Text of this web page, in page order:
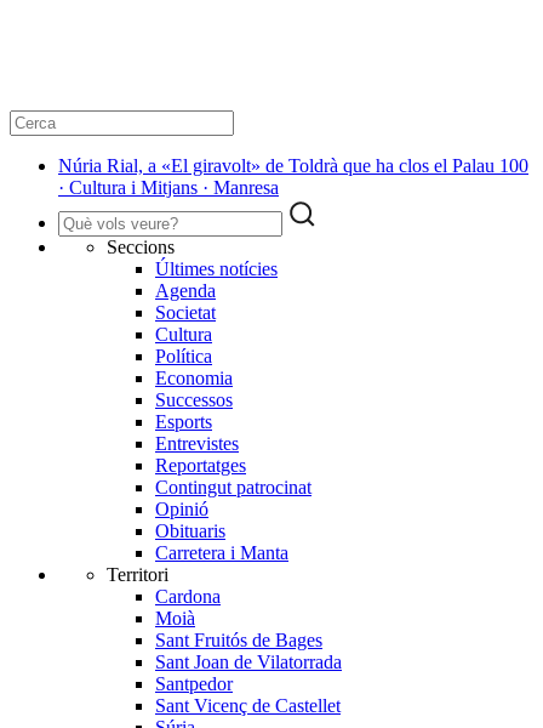
Núria Rial, a «El giravolt» de Toldrà que ha clos el Palau 100
· Cultura i Mitjans · Manresa
Seccions
Últimes notícies
Agenda
Societat
Cultura
Política
Economia
Successos
Esports
Entrevistes
Reportatges
Contingut patrocinat
Opinió
Obituaris
Carretera i Manta
Territori
Cardona
Moià
Sant Fruitós de Bages
Sant Joan de Vilatorrada
Santpedor
Sant Vicenç de Castellet